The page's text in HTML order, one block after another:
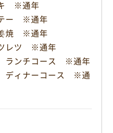
キ ※通年
テー ※通年
姜焼 ※通年
レツ ※通年
ランチコース ※通年
ディナーコース ※通